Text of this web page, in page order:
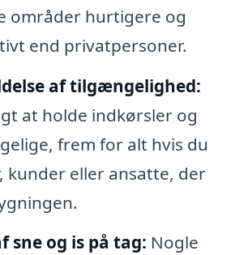
områder hurtigere og
end privatpersoner.
af tilgængelighed:
at holde indkørsler og
frem for alt hvis du
kunder eller ansatte, der
sne og is på tag: Nogle